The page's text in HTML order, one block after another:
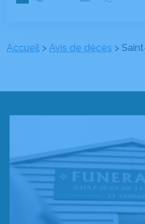
Accueil >Avis de décès >